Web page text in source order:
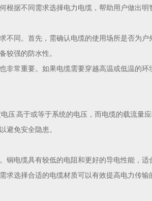
据不同需求选择电力电缆，帮助用户做出明
不同。首先，需确认电缆的使用场所是否为
较强的防水性。
非常重要。如果电缆需要穿越高温或低温的环
压 高于或等于系统的电压，而电缆的载流量
避免安全隐患。
铜电缆具有较低的电阻和更好的导电性能，适
选择合适的电缆材质可以有效提高电力传输